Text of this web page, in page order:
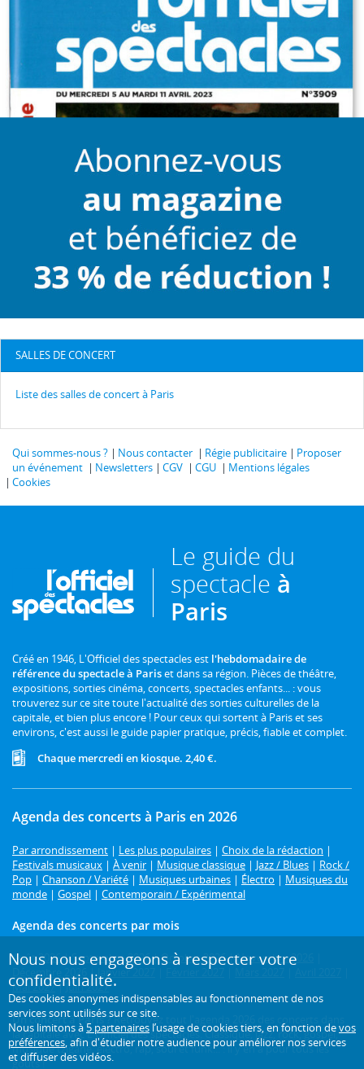
SALLES DE CONCERT
Liste des salles de concert à Paris
Qui sommes-nous ? Nous contacter Régie publicitaire
Proposer
un événement
Newsletters CGV CGU
Mentions légales
Cookies
Le guide du
spectacle à
Paris
Créé en 1946, L'Officiel des spectacles est l'hebdomadaire de
référence du spectacle à Pariset dans sa région. Pièces de théâtre,
expositions, sorties cinéma, concerts, spectacles enfants... : vous
trouverez sur ce site toute l'actualité des sorties culturelles de la
capitale, et bien plus encore ! Pour ceux qui sortent à Paris et ses
environs, c'est aussi le guide papier pratique, précis, fiable et complet.
Chaque mercredi en kiosque. 2,40 €.
Agenda des concerts à Paris en 2026
Par arrondissement | Les plus populaires | Choix de la rédaction |
Festivals musicaux | À venir | Musique classique | Jazz / Blues | Rock /
Pop | Chanson / Variété | Musiques urbaines | Électro | Musiques du
monde | Gospel | Contemporain / Expérimental
Agenda des concerts par mois
Août 2026| Septembre 2026|Octobre 2026|Novembre 2026
Décembre 2026
| Janvier 2027 Février 2027
Mai 2027| Juin 2027
Un concert à Paris ?Retrouvez tout l'agenda 2026 des concerts dans
la capitale avec L'Officiel des spectacles. Classique, jazz, rock, gospel,
musique tzigane, électro, rap, soul et funk... : il y en a pour tous les
goûts !
Nous nous engageons à respecter votre
confidentialité.
Des cookies anonymes indispensables au fonctionnement de nos
services sont utilisés sur ce site.
Nous limitons à 5 partenaires l’usage de cookies tiers, en fonction devos
préférences, afin d'étudier notre audience pour améliorer nos services
et diffuser des vidéos.